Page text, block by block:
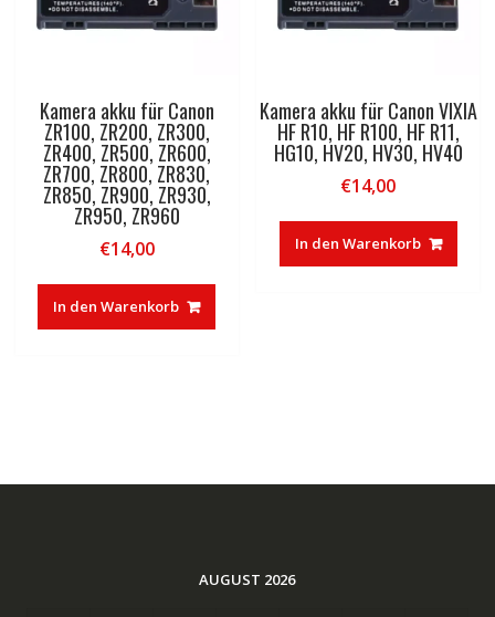
Kamera akku für Canon
ZR100, ZR200, ZR300,
ZR400, ZR500, ZR600,
ZR700, ZR800, ZR830,
ZR850, ZR900, ZR930,
ZR950, ZR960
€14,00
In den Warenkorb
Kamera akku für Canon VIXIA
HF R10, HF R100, HF R11,
HG10, HV20, HV30, HV40
€14,00
In den Warenkorb
AUGUST 2026